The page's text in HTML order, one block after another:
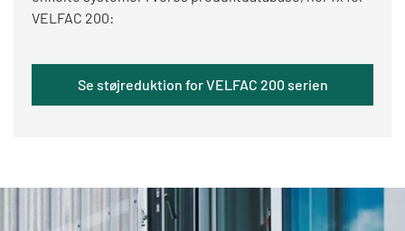
VELFAC 200:
Se støjreduktion for VELFAC 200 serien